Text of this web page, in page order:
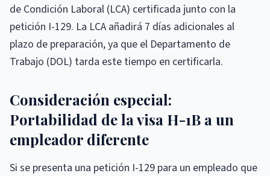
de Condición Laboral (LCA) certificada junto con la
petición I-129. La LCA añadirá 7 días adicionales al
plazo de preparación, ya que el Departamento de
Trabajo (DOL) tarda este tiempo en certificarla.
Consideración especial:
Portabilidad de la visa H-1B a un
empleador diferente
Si se presenta una petición I-129 para un empleado que